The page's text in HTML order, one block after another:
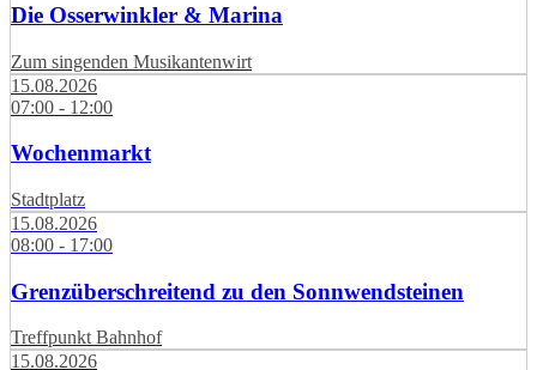
Die Osserwinkler & Marina
Zum singenden Musikantenwirt
15.08.2026
07:00 - 12:00
Wochenmarkt
Stadtplatz
15.08.2026
08:00 - 17:00
Grenzüberschreitend zu den Sonnwendsteinen
Treffpunkt Bahnhof
15.08.2026